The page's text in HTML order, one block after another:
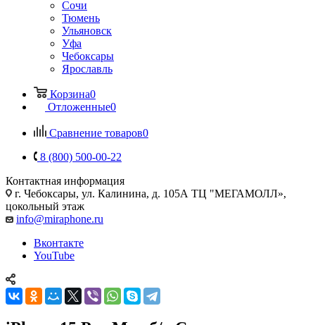
Сочи
Тюмень
Ульяновск
Уфа
Чебоксары
Ярославль
Корзина0
Отложенные0
Сравнение товаров0
8 (800) 500-00-22
Контактная информация
г. Чебоксары, ул. Калинина, д. 105А ТЦ "МЕГАМОЛЛ»,
цокольный этаж
info@miraphone.ru
Вконтакте
YouTube